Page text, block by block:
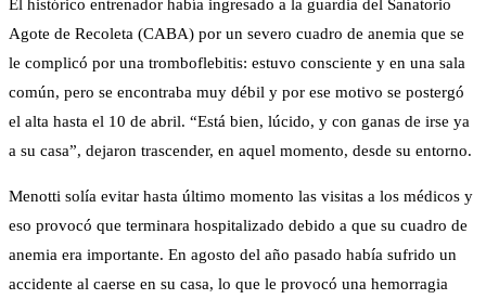
El histórico entrenador había ingresado a la guardia del Sanatorio
Agote de Recoleta (CABA) por un severo cuadro de anemia que se
le complicó por una tromboflebitis: estuvo consciente y en una sala
común, pero se encontraba muy débil y por ese motivo se postergó
el alta hasta el 10 de abril. “Está bien, lúcido, y con ganas de irse ya
a su casa”, dejaron trascender, en aquel momento, desde su entorno.
Menotti solía evitar hasta último momento las visitas a los médicos y
eso provocó que terminara hospitalizado debido a que su cuadro de
anemia era importante. En agosto del año pasado había sufrido un
accidente al caerse en su casa, lo que le provocó una hemorragia